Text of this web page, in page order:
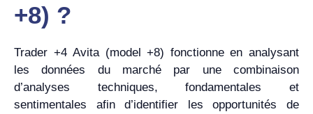
+8) ?
Trader +4 Avita (model +8) fonctionne en analysant
les données du marché par une combinaison
d’analyses techniques, fondamentales et
sentimentales afin d’identifier les opportunités de